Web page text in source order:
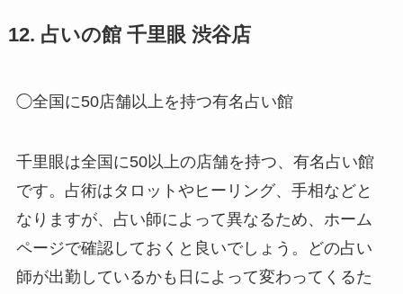
12. 占いの館 千里眼 渋谷店
◯全国に50店舗以上を持つ有名占い館
千里眼は全国に50以上の店舗を持つ、有名占い館
です。占術はタロットやヒーリング、手相などと
なりますが、占い師によって異なるため、ホーム
ページで確認しておくと良いでしょう。どの占い
師が出勤しているかも日によって変わってくるた